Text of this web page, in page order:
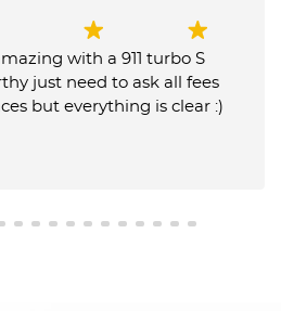
with a 911 turbo S
just need to ask all fees
but everything is clear :)